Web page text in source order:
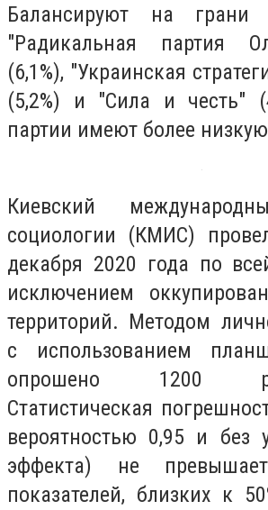
Балансируют на грани
"Радикальная партия
(6,1%), "Украинская
(5,2%) и "Сила и честь"
партии имеют более
Киевский
социологии (КМИС)
декабря 2020 года по
исключением
территорий. Методом
с использованием
опрошено 1200
Статистическая
вероятностью 0,95 и без
эффекта) не
показателей, близких к